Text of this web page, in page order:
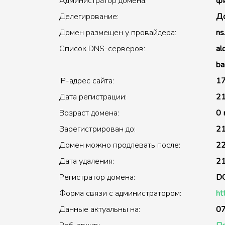
Делегирование:
Домен размещен у провайдера:
Список DNS-серверов:
IP-адрес сайта:
Дата регистрации:
Возраст домена:
0
Зарегистрирован до:
Домен можно продлевать после:
Дата удаления:
Регистратор домена:
Форма связи с администратором:
Данные актуальны на: